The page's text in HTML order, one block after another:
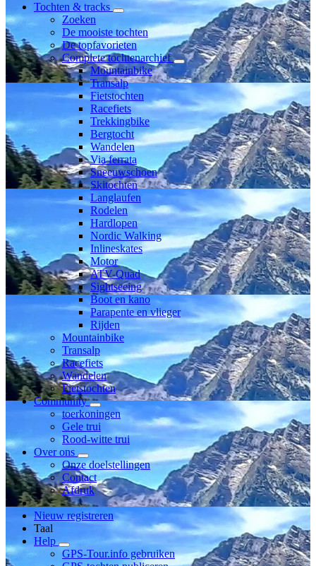
Tochten & tracks
Zoeken
De mooiste tochten
De topfavorieten
Complete tochtenarchief
Mountainbike
Transalp
Fietstochten
Racefiets
Trekkingbike
Bergtocht
Wandelen
Via ferrata
Sneeuwschoen
Skitochten
Langlaufen
Rodelen
Hardlopen
Nordic Walking
Inlineskates
Motor
ATV-Quad
Sightseeing
Boot en kano
Parapente en vlieger
Rijden
Mountainbike
Transalp
Racefiets
Wandelen
Fietstochten
Community
toerkoningen
Gele trui
Rood-witte trui
Over ons
Onze doelstellingen
Contact
Afdruk
Nieuw registreren
Taal
Help
GPS-Tour.info gebruiken